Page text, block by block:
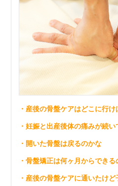
・産後の骨盤ケアはどこに行
・妊娠と出産後体の痛みが続い
・開いた骨盤は戻るのかな
・骨盤矯正は何ヶ月からできる
・産後の骨盤ケアに通いたけ